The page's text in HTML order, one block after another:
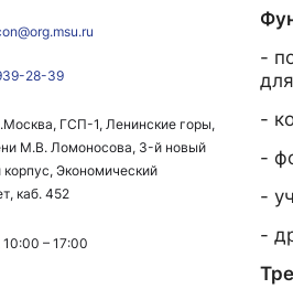
28-39
ГСП-1, Ленинские горы,
М.В. Ломоносова, 3-й новый
Экономический
каб. 452
– 17:00
-
-
-
-
-